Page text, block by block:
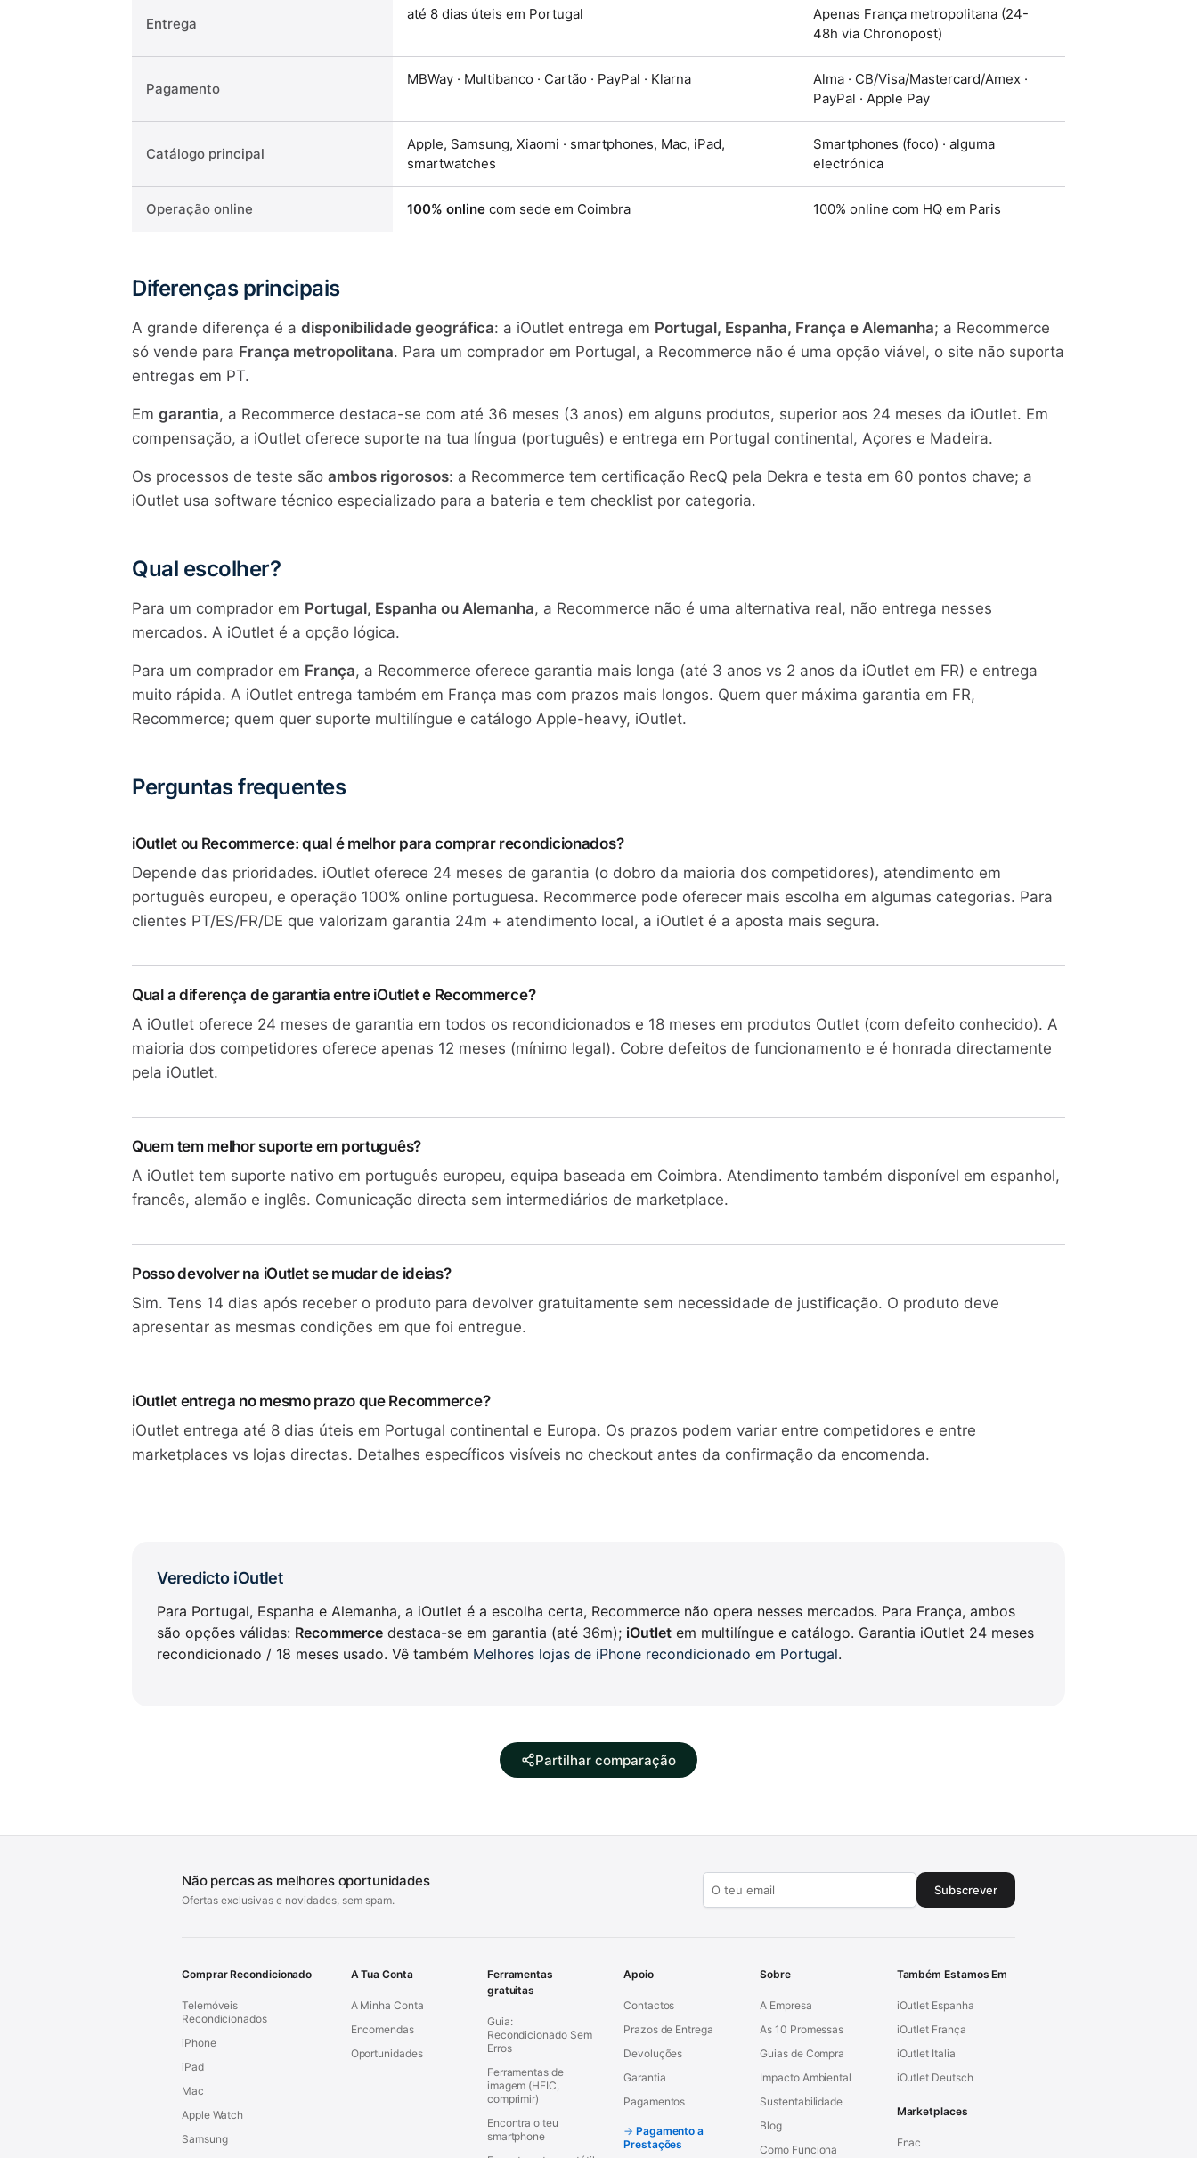
Entrega
até 8 dias úteis em Portugal
Apenas França metropolitana (24-
48h via Chronopost)
Pagamento
MBWay · Multibanco · Cartão · PayPal · Klarna
Alma · CB/Visa/Mastercard/Amex ·
PayPal · Apple Pay
Catálogo principal
Apple, Samsung, Xiaomi · smartphones, Mac, iPad,
smartwatches
Smartphones (foco) · alguma
electrónica
Operação online 100% online com sede em Coimbra 100% online com HQ em Paris
Diferenças principais
A grande diferença é a disponibilidade geográfica: a iOutlet entrega em Portugal, Espanha, França e Alemanha; a Recommerce
só vende para França metropolitana. Para um comprador em Portugal, a Recommerce não é uma opção viável, o site não suporta
entregas em PT.
Em garantia, a Recommerce destaca-se com até 36 meses (3 anos) em alguns produtos, superior aos 24 meses da iOutlet. Em
compensação, a iOutlet oferece suporte na tua língua (português) e entrega em Portugal continental, Açores e Madeira.
Os processos de teste são ambos rigorosos: a Recommerce tem certificação RecQ pela Dekra e testa em 60 pontos chave; a
iOutlet usa software técnico especializado para a bateria e tem checklist por categoria.
Qual escolher?
Para um comprador em Portugal, Espanha ou Alemanha, a Recommerce não é uma alternativa real, não entrega nesses
mercados. A iOutlet é a opção lógica.
Para um comprador em França, a Recommerce oferece garantia mais longa (até 3 anos vs 2 anos da iOutlet em FR) e entrega
muito rápida. A iOutlet entrega também em França mas com prazos mais longos. Quem quer máxima garantia em FR,
Recommerce; quem quer suporte multilíngue e catálogo Apple-heavy, iOutlet.
Perguntas frequentes
iOutlet ou Recommerce: qual é melhor para comprar recondicionados?
Depende das prioridades. iOutlet oferece 24 meses de garantia (o dobro da maioria dos competidores), atendimento em
português europeu, e operação 100% online portuguesa. Recommerce pode oferecer mais escolha em algumas categorias. Para
clientes PT/ES/FR/DE que valorizam garantia 24m + atendimento local, a iOutlet é a aposta mais segura.
Qual a diferença de garantia entre iOutlet e Recommerce?
A iOutlet oferece 24 meses de garantia em todos os recondicionados e 18 meses em produtos Outlet (com defeito conhecido). A
maioria dos competidores oferece apenas 12 meses (mínimo legal). Cobre defeitos de funcionamento e é honrada directamente
pela iOutlet.
Quem tem melhor suporte em português?
A iOutlet tem suporte nativo em português europeu, equipa baseada em Coimbra. Atendimento também disponível em espanhol,
francês, alemão e inglês. Comunicação directa sem intermediários de marketplace.
Posso devolver na iOutlet se mudar de ideias?
Sim. Tens 14 dias após receber o produto para devolver gratuitamente sem necessidade de justificação. O produto deve
apresentar as mesmas condições em que foi entregue.
iOutlet entrega no mesmo prazo que Recommerce?
iOutlet entrega até 8 dias úteis em Portugal continental e Europa. Os prazos podem variar entre competidores e entre
marketplaces vs lojas directas. Detalhes específicos visíveis no checkout antes da confirmação da encomenda.
Veredicto iOutlet
Para Portugal, Espanha e Alemanha, a iOutlet é a escolha certa, Recommerce não opera nesses mercados. Para França, ambos
são opções válidas: Recommerce destaca-se em garantia (até 36m); iOutlet em multilíngue e catálogo. Garantia iOutlet 24 meses
recondicionado / 18 meses usado. Vê também Melhores lojas de iPhone recondicionado em Portugal.
Partilhar comparação
Não percas as melhores oportunidades
Ofertas exclusivas e novidades, sem spam.
Subscrever
Comprar Recondicionado
Telemóveis
Recondicionados
iPhone
iPad
Mac
Apple Watch
Samsung
A Tua Conta
A Minha Conta
Encomendas
Oportunidades
Ferramentas
gratuitas
Guia:
Recondicionado Sem
Erros
Ferramentas de
imagem (HEIC,
comprimir)
Encontra o teu
smartphone
Apoio
Contactos
Prazos de Entrega
Devoluções
Garantia
Pagamentos
Pagamento a
Prestações
Sobre
A Empresa
As 10 Promessas
Guias de Compra
Impacto Ambiental
Sustentabilidade
Blog
Como Funciona
Também Estamos Em
iOutlet Espanha
iOutlet França
iOutlet Italia
iOutlet Deutsch
Marketplaces
Fnac